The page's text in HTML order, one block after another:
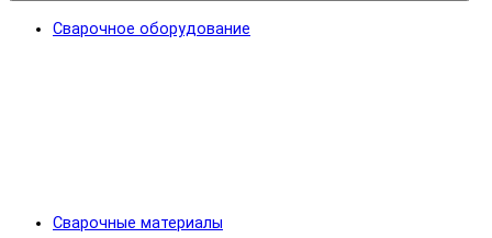
Сварочное оборудование
Сварочные материалы